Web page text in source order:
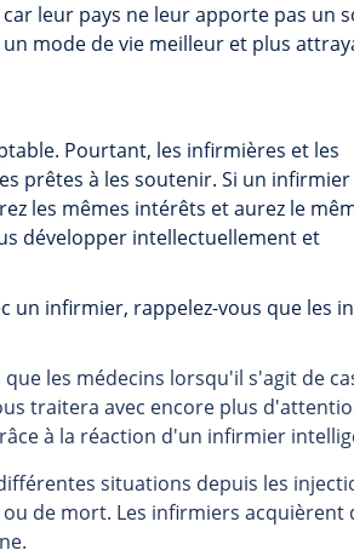
leur pays ne leur apporte pas un
mode de vie meilleur et plus
Pourtant, les infirmières et les
prêtes à les soutenir. Si un
les mêmes intérêts et aurez le
développer intellectuellement et
un infirmier, rappelez-vous que les
les médecins lorsqu'il s'agit de
traitera avec encore plus
à la réaction d'un infirmier
situations depuis les
de mort. Les infirmiers acquièrent